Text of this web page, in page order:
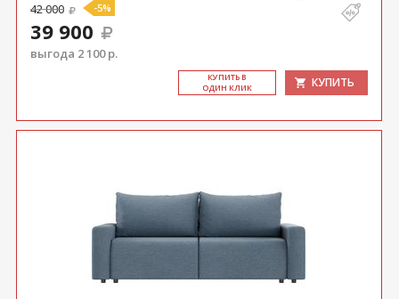
42 000 -5%
39 900
выгода 2 100 р.
КУ­ПИТЬ В
ОДИН КЛИК
КУПИТЬ